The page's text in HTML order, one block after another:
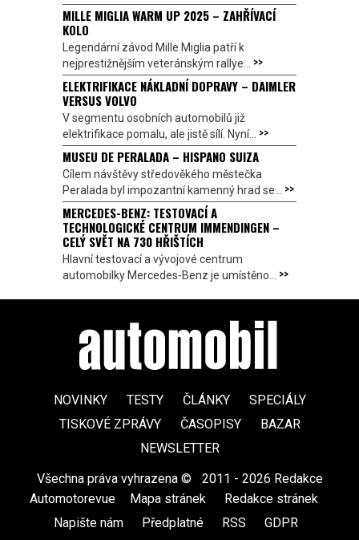
MILLE MIGLIA WARM UP 2025 – ZAHŘÍVACÍ
KOLO
Legendární závod Mille Miglia patří k
nejprestižnějším veteránským rallye... >>
ELEKTRIFIKACE NÁKLADNÍ DOPRAVY – DAIMLER
VERSUS VOLVO
V segmentu osobních automobilů již
elektrifikace pomalu, ale jistě sílí. Nyní... >>
MUSEU DE PERALADA – HISPANO SUIZA
Cílem návštěvy středověkého městečka
Peralada byl impozantní kamenný hrad se... >>
MERCEDES-BENZ: TESTOVACÍ A
TECHNOLOGICKÉ CENTRUM IMMENDINGEN –
CELÝ SVĚT NA 730 HŘIŠTÍCH
Hlavní testovací a vývojové centrum
automobilky Mercedes-Benz je umístěno... >>
NOVINKY TESTY ČLÁNKY
SPECIÁLY
TISKOVÉ ZPRÁVY
ČASOPISY
BAZAR
NEWSLETTER
Všechna práva vyhrazena ©
2011 - 2026 Redakce
Automotorevue
Mapa stránek Redakce stránek
Napište nám
Předplatné RSS GDPR